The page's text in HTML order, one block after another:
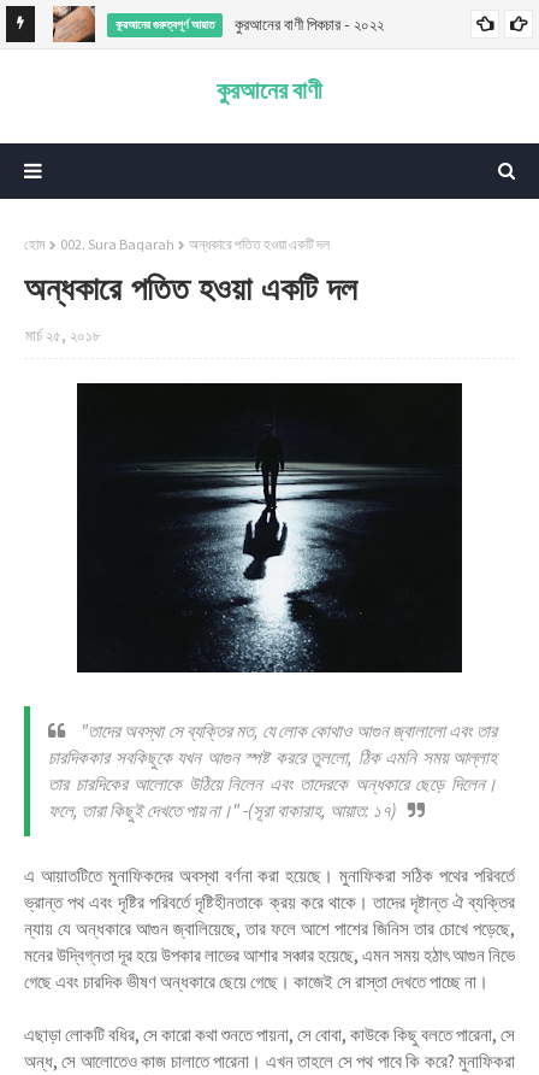
কুরআনের গুরুত্বপূর্ণ আয়াত কুরআনের বাণী পিকচার - ২০২২
কুরআনের বাণী
হোম 002. Sura Baqarah অন্ধকারে পতিত হওয়া একটি দল
অন্ধকারে পতিত হওয়া একটি দল
মার্চ ২৫, ২০১৮
"তাদের অবস্থা সে ব্যক্তির মত, যে লোক কোথাও আগুন জ্বালালো এবং তার
চারদিককার সবকিছুকে যখন আগুন স্পষ্ট কররে তুললো, ঠিক এমনি সময় আল্লাহ
তার চারদিকের আলোকে উঠিয়ে নিলেন এবং তাদেরকে অন্ধকারে ছেড়ে দিলেন।
ফলে, তারা কিছুই দেখতে পায় না।" -(সূরা বাকারাহ, আয়াত: ১৭)
এ আয়াতটিতে মুনাফিকদের অবস্থা বর্ণনা করা হয়েছে। মুনাফিকরা সঠিক পথের পরিবর্তে
ভ্রান্ত পথ এবং দৃষ্টির পরিবর্তে দৃষ্টিহীনতাকে ক্রয় করে থাকে। তাদের দৃষ্টান্ত ঐ ব্যক্তির
ন্যায় যে অন্ধকারে আগুন জ্বালিয়েছে, তার ফলে আশে পাশের জিনিস তার চোখে পড়েছে,
মনের উদ্বিগ্নতা দূর হয়ে উপকার লাভের আশার সঞ্চার হয়েছে, এমন সময় হঠাৎ আগুন নিভে
গেছে এবং চারদিক ভীষণ অন্ধকারে ছেয়ে গেছে। কাজেই সে রাস্তা দেখতে পাচ্ছে না।
এছাড়া লোকটি বধির, সে কারো কথা শুনতে পায়না, সে বোবা, কাউকে কিছু বলতে পারেনা, সে
অন্ধ, সে আলোতেও কাজ চালাতে পারেনা। এখন তাহলে সে পথ পাবে কি করে? মুনাফিকরা